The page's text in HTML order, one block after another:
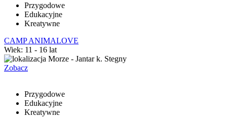
Przygodowe
Edukacyjne
Kreatywne
CAMP ANIMALOVE
Wiek: 11 - 16 lat
Morze - Jantar k. Stegny
Zobacz
Przygodowe
Edukacyjne
Kreatywne